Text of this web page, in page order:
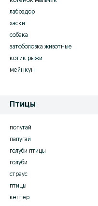
лабрадор
хаски
собака
затоболовка животные
котик рыжи
мейнкун
Птицы
попугай
папугай
голуби птицы
голуби
страус
птицы
кептер